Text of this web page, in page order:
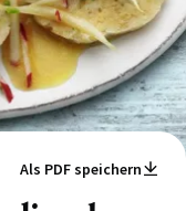
Als PDF speichern